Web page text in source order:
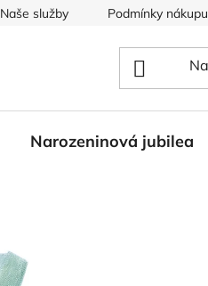
Naše služby Podmínky nákupu
Narozeninová jubilea